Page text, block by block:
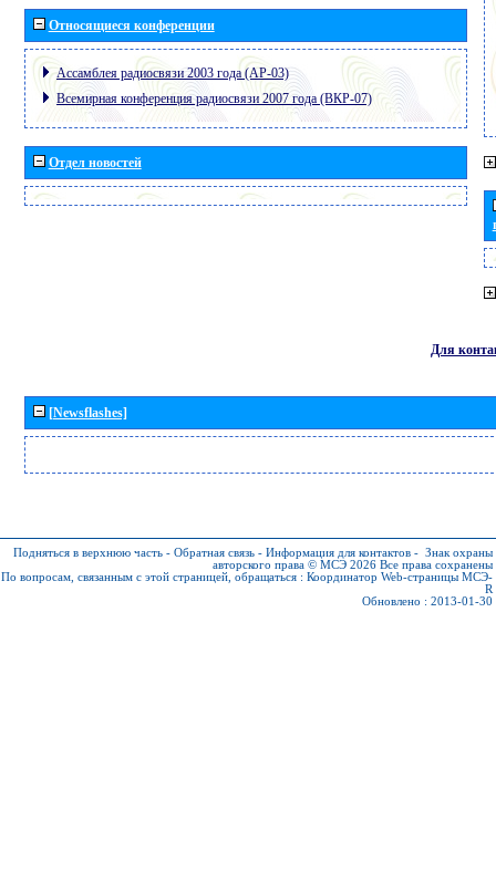
Относящиеся конференции
Ассамблея радиосвязи 2003 года (АР-03)
Всемирная конференция радиосвязи 2007 года (ВКР-07)
Отдел новостей
Для
[Newsflashes]
Подняться в верхнюю часть - Обратная связь - Информация для контактов - Знак охраны
авторского права © МСЭ 2026 Все права сохранены
По вопросам, связанным с этой страницей, обращаться : Координатор Web-страницы МСЭ-
R
Обновлено : 2013-01-30